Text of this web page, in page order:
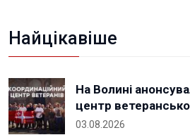
Найцікавіше
На Волині
центр
03.08.2026